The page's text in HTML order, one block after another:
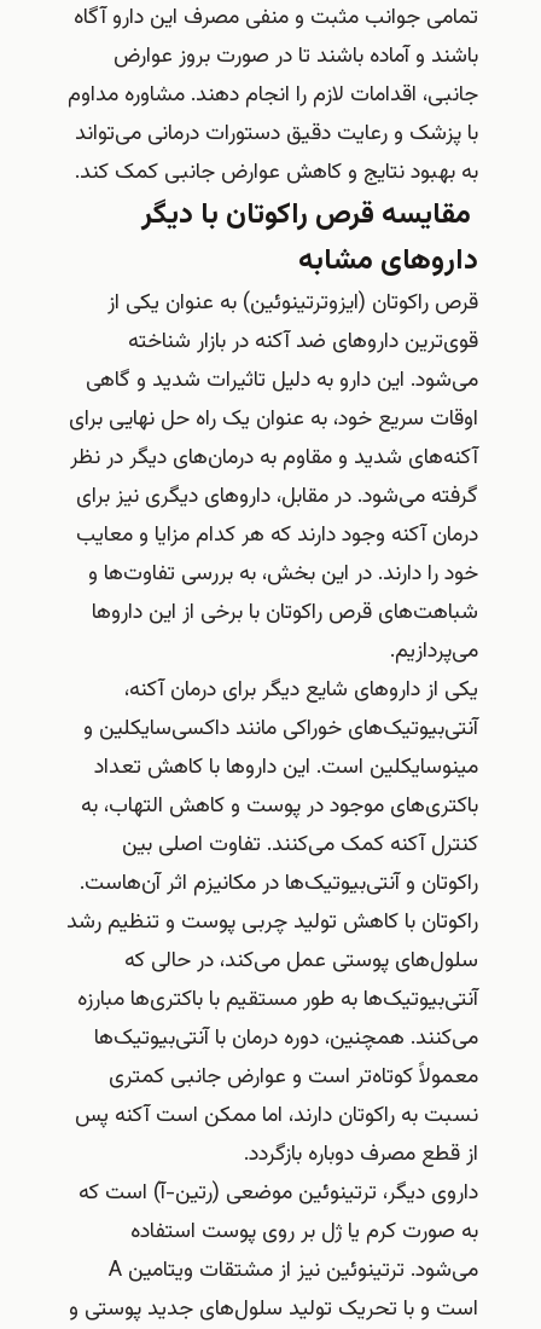
تمامی جوانب مثبت و منفی مصرف این دارو آگاه
باشند و آماده باشند تا در صورت بروز عوارض
جانبی، اقدامات لازم را انجام دهند. مشاوره مداوم
با پزشک و رعایت دقیق دستورات درمانی می‌تواند
به بهبود نتایج و کاهش عوارض جانبی کمک کند.
مقایسه قرص راکوتان با دیگر
داروهای مشابه
قرص راکوتان (ایزوترتینوئین) به عنوان یکی از
قوی‌ترین داروهای ضد آکنه در بازار شناخته
می‌شود. این دارو به دلیل تاثیرات شدید و گاهی
اوقات سریع خود، به عنوان یک راه حل نهایی برای
آکنه‌های شدید و مقاوم به درمان‌های دیگر در نظر
گرفته می‌شود. در مقابل، داروهای دیگری نیز برای
درمان آکنه وجود دارند که هر کدام مزایا و معایب
خود را دارند. در این بخش، به بررسی تفاوت‌ها و
شباهت‌های قرص راکوتان با برخی از این داروها
می‌پردازیم.
یکی از داروهای شایع دیگر برای درمان آکنه،
آنتی‌بیوتیک‌های خوراکی مانند داکسی‌سایکلین و
مینوسایکلین است. این داروها با کاهش تعداد
باکتری‌های موجود در پوست و کاهش التهاب، به
کنترل آکنه کمک می‌کنند. تفاوت اصلی بین
راکوتان و آنتی‌بیوتیک‌ها در مکانیزم اثر آن‌هاست.
راکوتان با کاهش تولید چربی پوست و تنظیم رشد
سلول‌های پوستی عمل می‌کند، در حالی که
آنتی‌بیوتیک‌ها به طور مستقیم با باکتری‌ها مبارزه
می‌کنند. همچنین، دوره درمان با آنتی‌بیوتیک‌ها
معمولاً کوتاه‌تر است و عوارض جانبی کمتری
نسبت به راکوتان دارند، اما ممکن است آکنه پس
از قطع مصرف دوباره بازگردد.
داروی دیگر، ترتینوئین موضعی (رتین-آ) است که
به صورت کرم یا ژل بر روی پوست استفاده
می‌شود. ترتینوئین نیز از مشتقات ویتامین A
است و با تحریک تولید سلول‌های جدید پوستی و